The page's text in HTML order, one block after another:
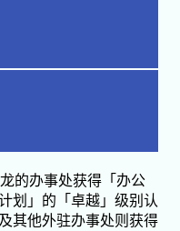
的办事处获得「办公
划」的「卓越」级别认
其他外驻办事处则获得